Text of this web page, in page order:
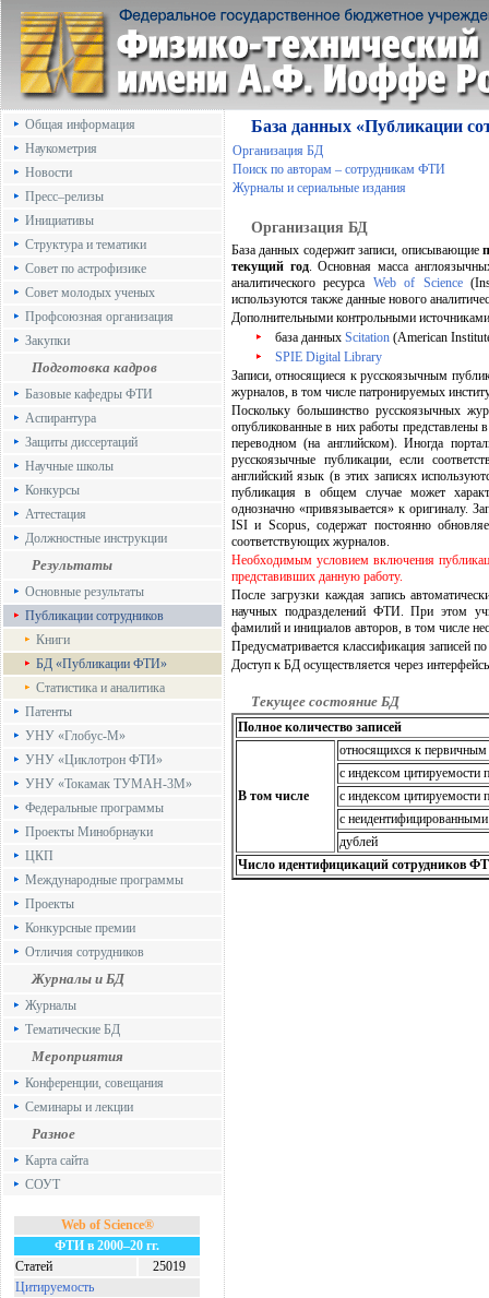
Общая информация
Наукометрия
Новости
Пресс–релизы
Инициативы
Структура и тематики
Совет по астрофизике
Совет молодых ученых
Профсоюзная организация
Закупки
Подготовка кадров
Базовые кафедры ФТИ
Аспирантура
Защиты диссертаций
Научные школы
Конкурсы
Аттестация
Должностные инструкции
Результаты
Основные результаты
Публикации сотрудников
Книги
БД «Публикации ФТИ»
Статистика и аналитика
Патенты
УНУ «Глобус-М»
УНУ «Циклотрон ФТИ»
УНУ «Токамак ТУМАН-3М»
Федеральные программы
Проекты Минобрнауки
ЦКП
Международные программы
Проекты
Конкурсные премии
Отличия сотрудников
Журналы и БД
Журналы
Тематические БД
Мероприятия
Конференции, совещания
Семинары и лекции
Разное
Карта сайта
СОУТ
Web of Science®
ФТИ в 2000–20 гг.
Статей
25019
Цитируемость
База данных «Публикации
Организация БД
Поиск по авторам – сотрудникам ФТИ
Журналы и сериальные издания
Организация БД
База данных содержит записи, описывающие
текущий год. Основная масса
аналитического ресурса Web of Science
используются также данные нового
Дополнительными контрольными
база данных Scitation (American
SPIE Digital Library
Записи, относящиеся к русскоязычным
журналов, в том числе патронируемых
Поскольку большинство русскоязычных
опубликованные в них работы
переводном (на английском). Иногда
русскоязычные публикации, если
английский язык (в этих записях
публикация в общем случае может
однозначно «привязывается» к оригиналу.
ISI и Scopus, содержат постоянно
соответствующих журналов.
Необходимым условием включения
представивших данную работу.
После загрузки каждая запись
научных подразделений ФТИ. При этом
фамилий и инициалов авторов, в том числе
Предусматривается классификация записей
Доступ к БД осуществляется через
Текущее состояние БД
Полное количество записей
В том числе
относящихся к
с индексом цитируемости
с индексом цитируемости
c
дублей
Число идентифицикаций сотрудников